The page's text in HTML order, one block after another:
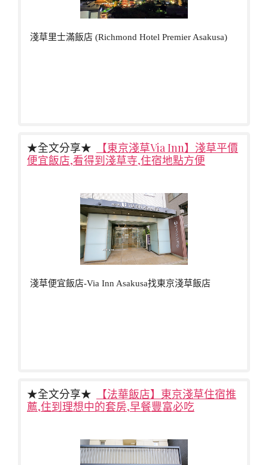
淺草里士滿飯店 (Richmond Hotel Premier Asakusa)
★全文分享★
【東京淺草Via Inn】淺草平價
便宜飯店,看得到淺草寺,住宿地點方便
淺草便宜飯店-Via Inn Asakusa找東京淺草飯店
★全文分享★
【法華飯店】東京淺草住宿推
薦,住到理想中的套房,早餐豐富必吃